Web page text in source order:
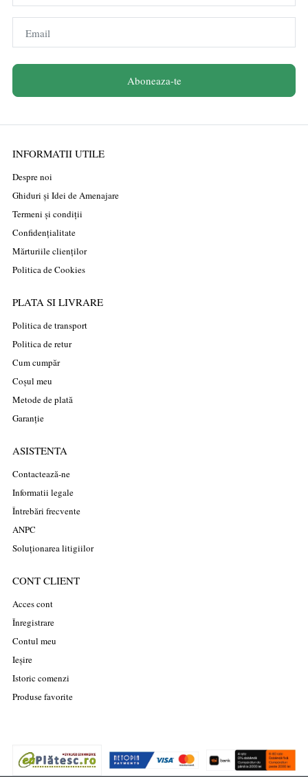
Email
Aboneaza-te
INFORMATII UTILE
Despre noi
Ghiduri și Idei de Amenajare
Termeni și condiții
Confidențialitate
Mărturiile clienților
Politica de Cookies
PLATA SI LIVRARE
Politica de transport
Politica de retur
Cum cumpăr
Coșul meu
Metode de plată
Garanție
ASISTENTA
Contactează-ne
Informatii legale
Întrebări frecvente
ANPC
Soluționarea litigiilor
CONT CLIENT
Acces cont
Înregistrare
Contul meu
Ieșire
Istoric comenzi
Produse favorite